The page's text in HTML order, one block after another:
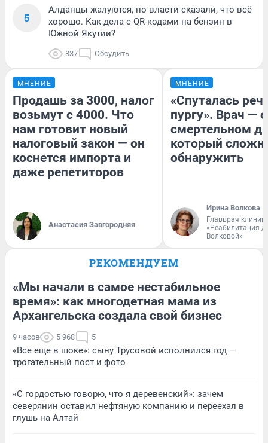
5
Алданцы жалуются, но власти сказали, что всё
хорошо. Как дела с QR-кодами на бензин в
Южной Якутии?
837 Обсудить
МНЕНИЕ
Продашь за 3000, налог
возьмут с 4000. Что
нам готовит новый
налоговый закон — он
коснется импорта и
даже репетиторов
Анастасия Завгородняя
МНЕНИЕ
«Спуталась
пургу». Врач — о
смертельном
который
обнаружить
Ирина Волкова
Главврач
«Реабилитация
Волковой»
РЕКОМЕНДУЕМ
«Мы начали в самое нестабильное
время»: как многодетная мама из
Архангельска создала свой бизнес
9 часов 5 968 5
«Все еще в шоке»: сыну Трусовой исполнился год —
трогательный пост и фото
«С гордостью говорю, что я деревенский»: зачем
северянин оставил нефтяную компанию и переехал в
глушь на Алтай